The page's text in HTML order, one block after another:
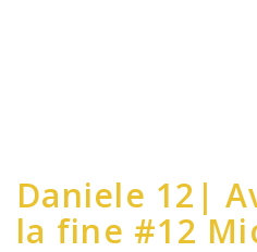
Daniele 12|
la fine #12